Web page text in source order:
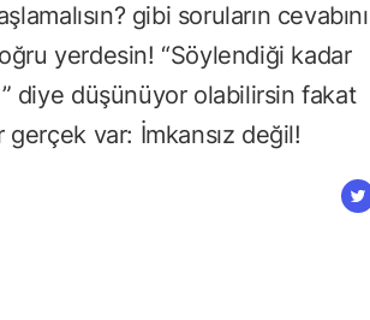
gibi soruların cevabını
yerdesin! “Söylendiği kadar
diye düşünüyor olabilirsin fakat
gerçek var: İmkansız değil!